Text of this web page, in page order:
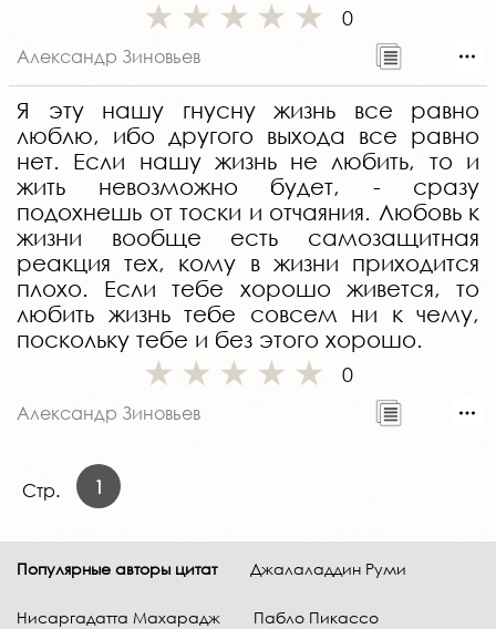
0
Александр Зиновьев
Я эту нашу гнусну жизнь все равно
люблю, ибо другого выхода все равно
нет. Если нашу жизнь не любить, то и
жить невозможно будет, - сразу
подохнешь от тоски и отчаяния. Любовь к
жизни вообще есть самозащитная
реакция тех, кому в жизни приходится
плохо. Если тебе хорошо живется, то
любить жизнь тебе совсем ни к чему,
поскольку тебе и без этого хорошо.
0
Александр Зиновьев
Стр. 1
Популярные авторы цитат Джалаладдин Руми
Нисаргадатта Махарадж Пабло Пикассо